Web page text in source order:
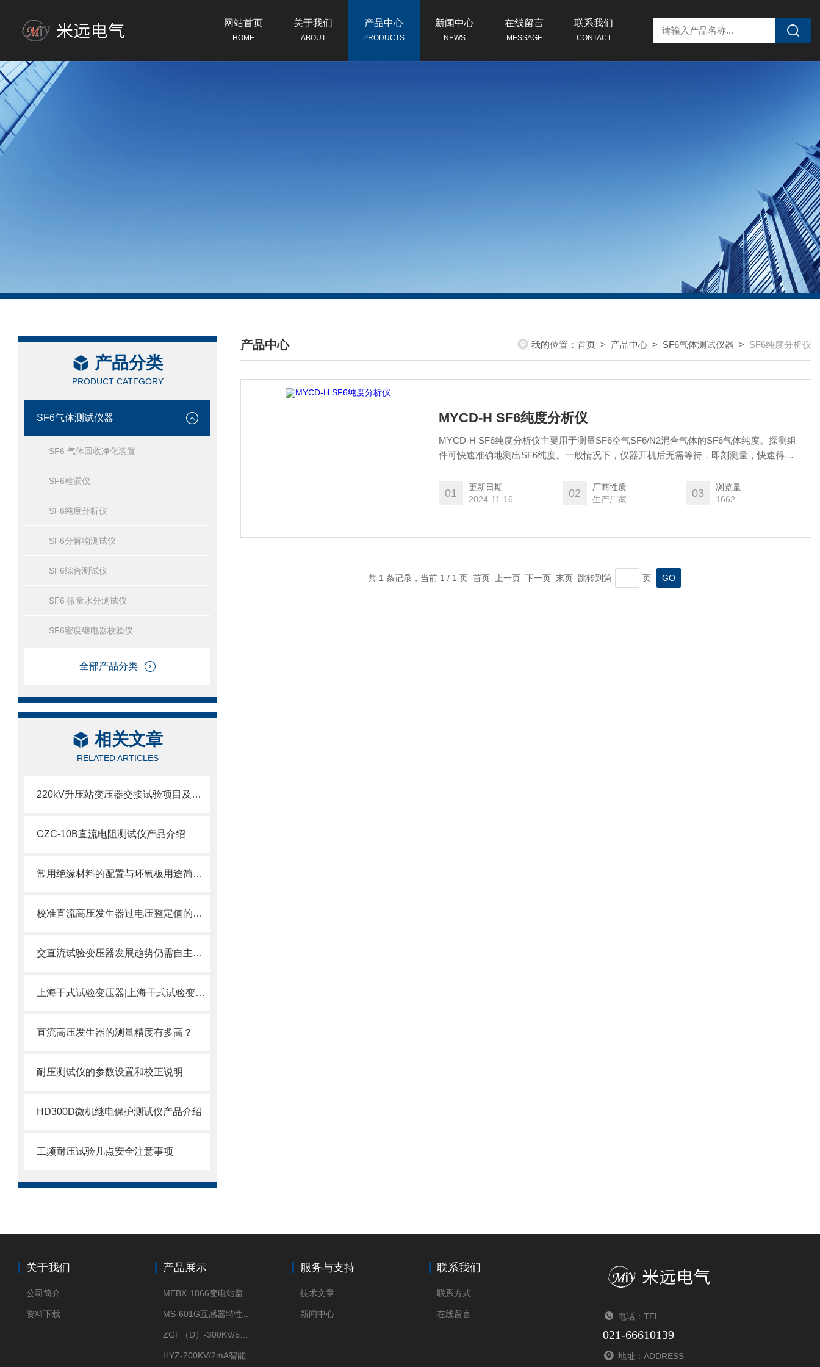
网站首页
HOME
关于我们
ABOUT
产品中心
PRODUCTS
新闻中心
NEWS
在线留言
MESSAGE
联系我们
CONTACT
产品分类
PRODUCT CATEGORY
SF6气体测试仪器
SF6 气体回收净化装置
SF6检漏仪
SF6纯度分析仪
SF6分解物测试仪
SF6综合测试仪
SF6 微量水分测试仪
SF6密度继电器校验仪
全部产品分类
相关文章
RELATED ARTICLES
220kV升压站变压器交接试验项目及安全措施
CZC-10B直流电阻测试仪产品介绍
常用绝缘材料的配置与环氧板用途简单介绍
校准直流高压发生器过电压整定值的方法
交直流试验变压器发展趋势仍需自主创新
上海干式试验变压器|上海干式试验变压器厂家讲述干变用途
直流高压发生器的测量精度有多高？
耐压测试仪的参数设置和校正说明
HD300D微机继电保护测试仪产品介绍
工频耐压试验几点安全注意事项
产品中心
/ PRODUCTS CENTER
我的位置： 首页 > 产品中心 > SF6气体测试仪器 > SF6纯度分析仪
MYCD-H SF6纯度分析仪
MYCD-H SF6纯度分析仪主要用于测量SF6空气SF6/N2混合气体的SF6气体纯度。探测组
件可快速准确地测出SF6纯度。一般情况下，仪器开机后无需等待，即刻测量，快速得到
01
更新日期
2024-11-16
02
厂商性质
生产厂家
03
浏览量
1662
共 1 条记录，当前 1 / 1 页 首页 上一页 下一页 末页 跳转到第 页
关于我们
公司简介
资料下载
产品展示 服务与支持
技术文章
新闻中心
联系我们
联系方式
在线留言 电话：TEL
021-66610139
地址：ADDRESS